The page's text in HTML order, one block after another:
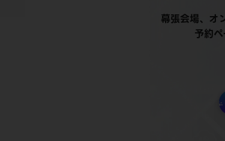
幕張会場、オ
予約